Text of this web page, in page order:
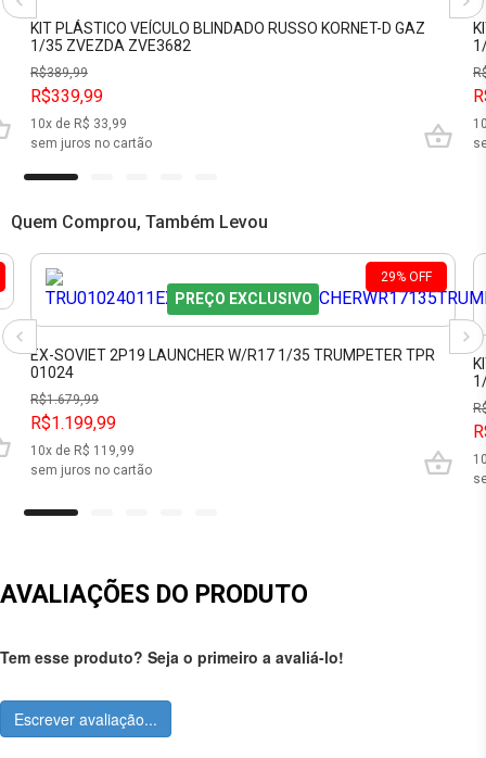
KIT PLÁSTICO VEÍCULO BLINDADO RUSSO KORNET-D GAZ
1/35 ZVEZDA ZVE3682
R$389,99
R$339,99
10x de R$ 33,99
sem juros no cartão
Quem Comprou, Também Levou
29% OFF
PREÇO EXCLUSIVO
EX-SOVIET 2P19 LAUNCHER W/R17 1/35 TRUMPETER TPR
01024
R$1.679,99
R$1.199,99
10x de R$ 119,99
sem juros no cartão
AVALIAÇÕES DO PRODUTO
Tem esse produto? Seja o primeiro a avaliá-lo!
Escrever avaliação...